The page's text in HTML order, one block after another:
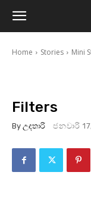
Home Stories Mini
Filters
By උදතාරි ජනවාරි